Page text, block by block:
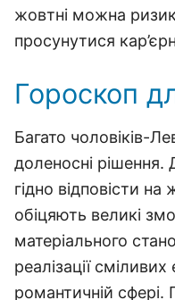
жовтні можна
просунутися
Гороскоп
Багато чоловіків-
доленосні рішення.
гідно відповісти
обіцяють великі
матеріального
реалізації
романтичній сфері.